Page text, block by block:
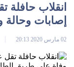
إصابات
02 مارس 2020 20:13